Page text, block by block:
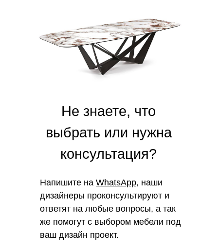
Напишите на WhatsApp, наши
дизайнеры проконсультируют и
ответят на любые вопросы, а так
же помогут с выбором мебели под
ваш дизайн проект.
Не знаете, что
выбрать или нужна
консультация?